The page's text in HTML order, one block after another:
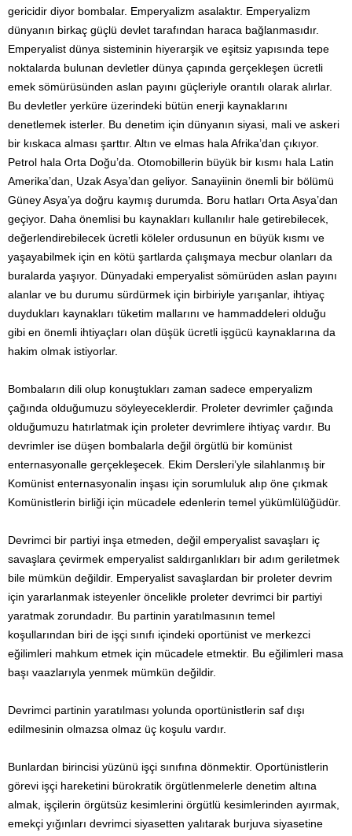
gericidir diyor bombalar. Emperyalizm asalaktır. Emperyalizm
dünyanın birkaç güçlü devlet tarafından haraca bağlanmasıdır.
Emperyalist dünya sisteminin hiyerarşik ve eşitsiz yapısında tepe
noktalarda bulunan devletler dünya çapında gerçekleşen ücretli
emek sömürüsünden aslan payını güçleriyle orantılı olarak alırlar.
Bu devletler yerküre üzerindeki bütün enerji kaynaklarını
denetlemek isterler. Bu denetim için dünyanın siyasi, mali ve askeri
bir kıskaca alması şarttır. Altın ve elmas hala Afrika’dan çıkıyor.
Petrol hala Orta Doğu’da. Otomobillerin büyük bir kısmı hala Latin
Amerika’dan, Uzak Asya’dan geliyor. Sanayiinin önemli bir bölümü
Güney Asya’ya doğru kaymış durumda. Boru hatları Orta Asya’dan
geçiyor. Daha önemlisi bu kaynakları kullanılır hale getirebilecek,
değerlendirebilecek ücretli köleler ordusunun en büyük kısmı ve
yaşayabilmek için en kötü şartlarda çalışmaya mecbur olanları da
buralarda yaşıyor. Dünyadaki emperyalist sömürüden aslan payını
alanlar ve bu durumu sürdürmek için birbiriyle yarışanlar, ihtiyaç
duydukları kaynakları tüketim mallarını ve hammaddeleri olduğu
gibi en önemli ihtiyaçları olan düşük ücretli işgücü kaynaklarına da
hakim olmak istiyorlar.
Bombaların dili olup konuştukları zaman sadece emperyalizm
çağında olduğumuzu söyleyeceklerdir. Proleter devrimler çağında
olduğumuzu hatırlatmak için proleter devrimlere ihtiyaç vardır. Bu
devrimler ise düşen bombalarla değil örgütlü bir komünist
enternasyonalle gerçekleşecek. Ekim Dersleri’yle silahlanmış bir
Komünist enternasyonalin inşası için sorumluluk alıp öne çıkmak
Komünistlerin birliği için mücadele edenlerin temel yükümlülüğüdür.
Devrimci bir partiyi inşa etmeden, değil emperyalist savaşları iç
savaşlara çevirmek emperyalist saldırganlıkları bir adım geriletmek
bile mümkün değildir. Emperyalist savaşlardan bir proleter devrim
için yararlanmak isteyenler öncelikle proleter devrimci bir partiyi
yaratmak zorundadır. Bu partinin yaratılmasının temel
koşullarından biri de işçi sınıfı içindeki oportünist ve merkezci
eğilimleri mahkum etmek için mücadele etmektir. Bu eğilimleri masa
başı vaazlarıyla yenmek mümkün değildir.
Devrimci partinin yaratılması yolunda oportünistlerin saf dışı
edilmesinin olmazsa olmaz üç koşulu vardır.
Bunlardan birincisi yüzünü işçi sınıfına dönmektir. Oportünistlerin
görevi işçi hareketini bürokratik örgütlenmelerle denetim altına
almak, işçilerin örgütsüz kesimlerini örgütlü kesimlerinden ayırmak,
emekçi yığınları devrimci siyasetten yalıtarak burjuva siyasetine